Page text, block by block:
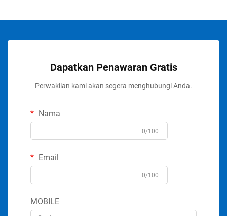
Dapatkan Penawaran Gratis
Perwakilan kami akan segera menghubungi Anda.
Nama
0/100
Email
0/100
MOBILE